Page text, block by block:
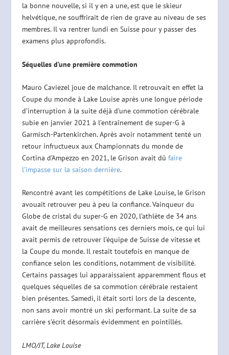
la bonne nouvelle, si il y en a une, est que le skieur
helvétique, ne souffrirait de rien de grave au niveau de ses
membres. Il va rentrer lundi en Suisse pour y passer des
examens plus approfondis.
Séquelles d’une première commotion
Mauro Caviezel joue de malchance. Il retrouvait en effet la
Coupe du monde à Lake Louise après une longue période
d’interruption à la suite déjà d’une commotion cérébrale
subie en janvier 2021 à l’entraînement de super-G à
Garmisch-Partenkirchen. Après avoir notamment tenté un
retour infructueux aux Championnats du monde de
Cortina d’Ampezzo en 2021, le Grison avait dû faire
l’impasse sur la saison dernière.
Rencontré avant les compétitions de Lake Louise, le Grison
avouait retrouver peu à peu la confiance. Vainqueur du
Globe de cristal du super-G en 2020, l’athlète de 34 ans
avait de meilleures sensations ces derniers mois, ce qui lui
avait permis de retrouver l’équipe de Suisse de vitesse et
la Coupe du monde. Il restait toutefois en manque de
confiance selon les conditions, notamment de visibilité.
Certains passages lui apparaissaient apparemment flous et
quelques séquelles de sa commotion cérébrale restaient
bien présentes. Samedi, il était sorti lors de la descente,
non sans avoir montré un ski performant. La suite de sa
carrière s’écrit désormais évidemment en pointillés.
LMO/JT, Lake Louise